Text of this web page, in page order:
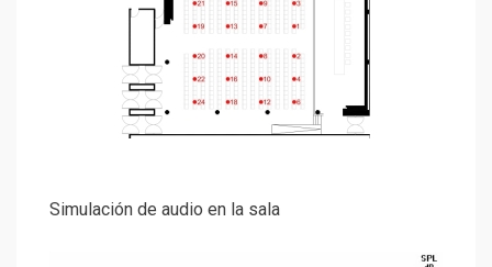
Simulación de audio en la sala